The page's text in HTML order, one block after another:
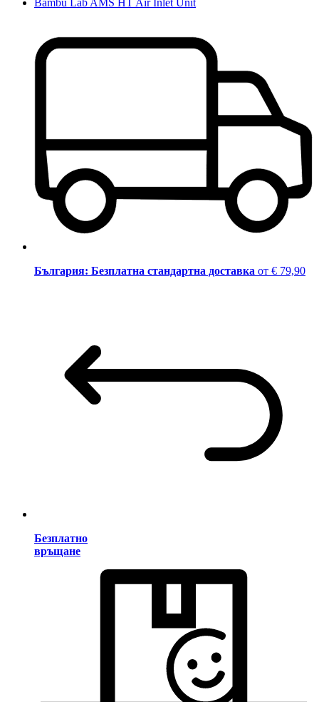
Bambu Lab AMS HT Air Inlet Unit
България: Безплатна стандартна доставка от € 79,90
Безплатно
връщане